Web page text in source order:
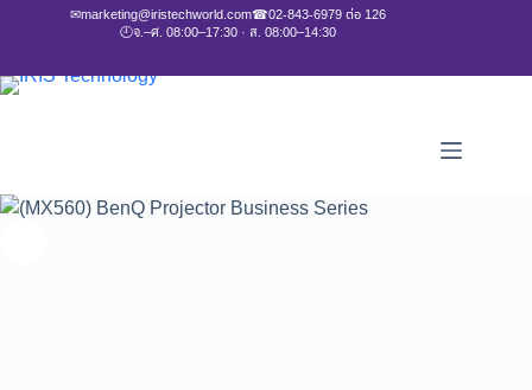
✉marketing@iristechworld.com☎02-843-6979 ต่อ 126
🕘จ.–ศ. 08:00–17:30 · ส. 08:00–14:30